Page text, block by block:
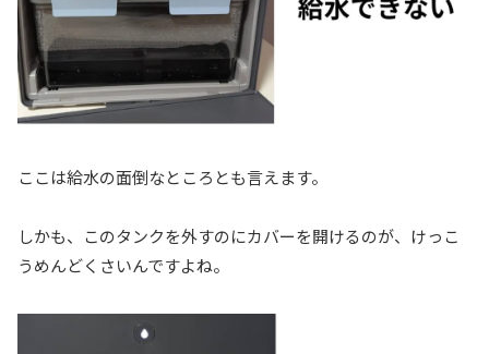
ここは給水の面倒なところとも言えます。
しかも、このタンクを外すのにカバーを開けるのが、けっこ
うめんどくさいんですよね。